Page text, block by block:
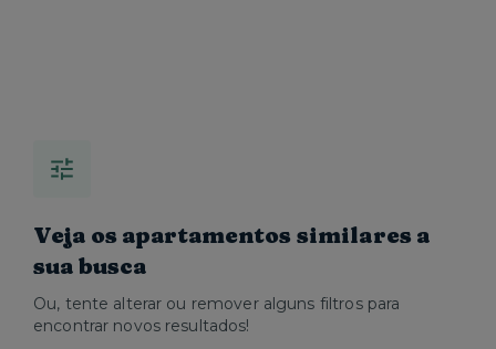
Veja os apartamentos similares a
sua busca
Ou, tente alterar ou remover alguns filtros para
encontrar novos resultados!